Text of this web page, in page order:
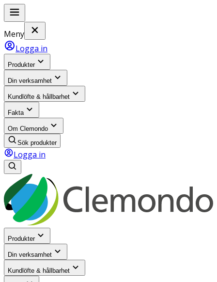
Meny
Logga in
Produkter
Din verksamhet
Kundlöfte & hållbarhet
Fakta
Om Clemondo
Sök produkter
Logga in
Produkter
Din verksamhet
Kundlöfte & hållbarhet